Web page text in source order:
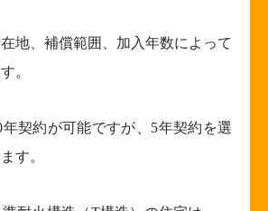
地、補償範囲、加入年数によって
。
年契約が可能ですが、 5年契約を選
す。